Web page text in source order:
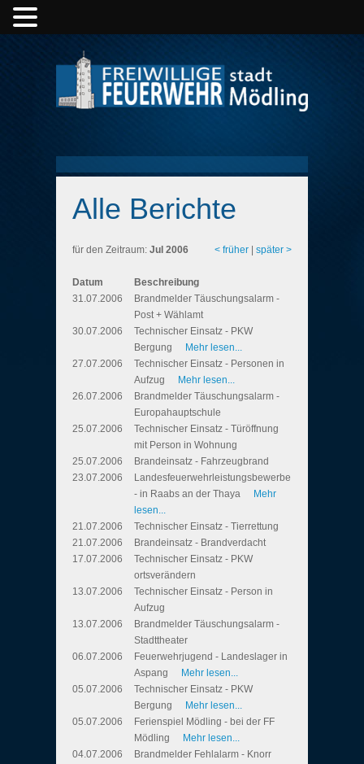
Alle Berichte
< früher später >
für den Zeitraum: Jul 2006
Datum
Beschreibung
31.07.2006
Brandmelder Täuschungsalarm -
Post + Wählamt
30.07.2006
Technischer Einsatz - PKW
Bergung
Mehr lesen...
27.07.2006
Technischer Einsatz - Personen in
Aufzug
Mehr lesen...
26.07.2006
Brandmelder Täuschungsalarm -
Europahauptschule
25.07.2006
Technischer Einsatz - Türöffnung
mit Person in Wohnung
25.07.2006
Brandeinsatz - Fahrzeugbrand
23.07.2006
Landesfeuerwehrleistungsbewerbe
- in Raabs an der Thaya
Mehr
lesen...
21.07.2006
Technischer Einsatz - Tierrettung
21.07.2006
Brandeinsatz - Brandverdacht
17.07.2006
Technischer Einsatz - PKW
ortsverändern
13.07.2006
Technischer Einsatz - Person in
Aufzug
13.07.2006
Brandmelder Täuschungsalarm -
Stadttheater
06.07.2006
Feuerwehrjugend - Landeslager in
Aspang
Mehr lesen...
05.07.2006
Technischer Einsatz - PKW
Bergung
Mehr lesen...
05.07.2006
Ferienspiel Mödling - bei der FF
Mödling
Mehr lesen...
04.07.2006
Brandmelder Fehlalarm - Knorr